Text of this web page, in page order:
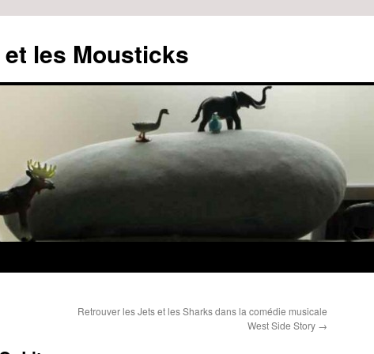
les Mousticks
Retrouver les Jets et les Sharks dans la comédie musicale
West Side Story →